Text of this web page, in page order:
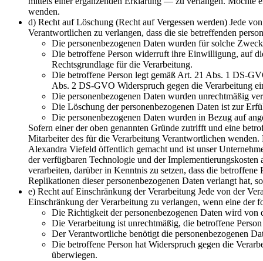
wenden.
d) Recht auf Löschung (Recht auf Vergessen werden) Jede
Verantwortlichen zu verlangen, dass die sie betreffenden
Die personenbezogenen Daten wurden für solche
Die betroffene Person widerruft ihre Einwilligung, auf
Rechtsgrundlage für die Verarbeitung.
Die betroffene Person legt gemäß Art. 21 Abs. 1 DS-
Abs. 2 DS-GVO Widerspruch gegen die Verarbeitung
Die personenbezogenen Daten wurden unrechtmäßig
Die Löschung der personenbezogenen Daten ist zur
Die personenbezogenen Daten wurden in Bezug auf
Sofern einer der oben genannten Gründe zutrifft und eine
Mitarbeiter des für die Verarbeitung Verantwortlichen
Alexandra Viefeld öffentlich gemacht und ist unser
der verfügbaren Technologie und der
verarbeiten, darüber in Kenntnis zu setzen, dass die
Replikationen dieser personenbezogenen Daten verlangt
e) Recht auf Einschränkung der Verarbeitung Jede von der
Einschränkung der Verarbeitung zu verlangen, wenn eine der
Die Richtigkeit der personenbezogenen Daten wird von
Die Verarbeitung ist unrechtmäßig, die betroffene
Der Verantwortliche benötigt die personenbezogenen
Die betroffene Person hat Widerspruch gegen die
überwiegen.